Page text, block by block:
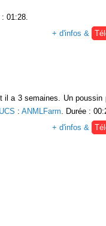
: 01:28.
+ d'infos &
il a 3 semaines. Un poussin
: ANMLFarm . Durée :
+ d'infos &